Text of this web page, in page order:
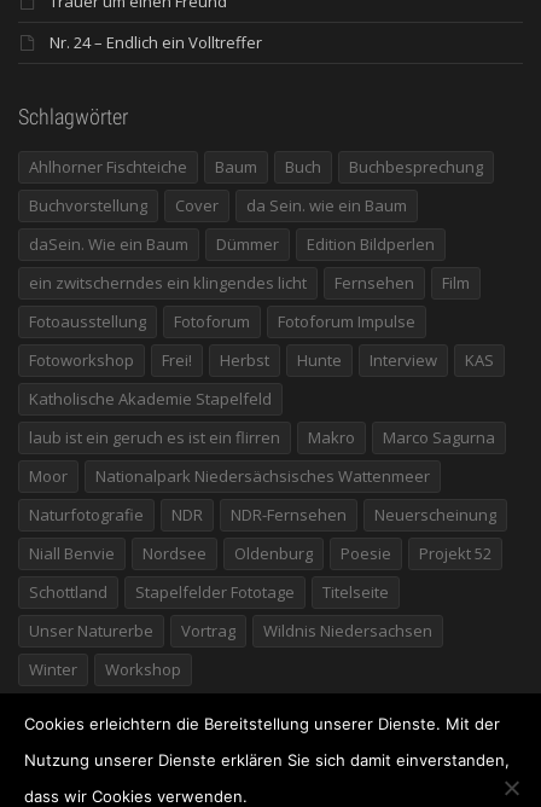
Nr. 24 – Endlich ein Volltreffer
Schlagwörter
Ahlhorner Fischteiche Baum Buch
Buchbesprechung
Buchvorstellung
Cover
da Sein. wie ein Baum
daSein. Wie ein Baum
Dümmer
Edition Bildperlen
ein zwitscherndes ein klingendes licht
Fernsehen
Film
Fotoausstellung
Fotoforum
Fotoforum Impulse
Fotoworkshop
Frei! Herbst Hunte Interview
KAS
Katholische Akademie Stapelfeld
laub ist ein geruch es ist ein flirren
Makro
Marco Sagurna
Moor
Nationalpark Niedersächsisches Wattenmeer
Naturfotografie
NDR NDR-Fernsehen
Neuerscheinung
Niall Benvie
Nordsee Oldenburg Poesie
Projekt 52
Schottland
Stapelfelder Fototage
Titelseite
Unser Naturerbe
Vortrag
Wildnis Niedersachsen
Winter
Workshop
Cookies erleichtern die Bereitstellung unserer Dienste. Mit der
Nutzung unserer Dienste erklären Sie sich damit einverstanden,
dass wir Cookies verwenden.